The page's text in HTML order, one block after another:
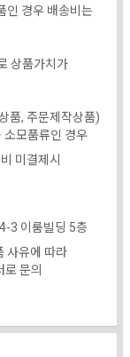
인 경우 배송비는
상품가치가
품, 주문제작상품)
소모품류인 경우
미결제시
3 이룸빌딩 5층
사유에 따라
문의